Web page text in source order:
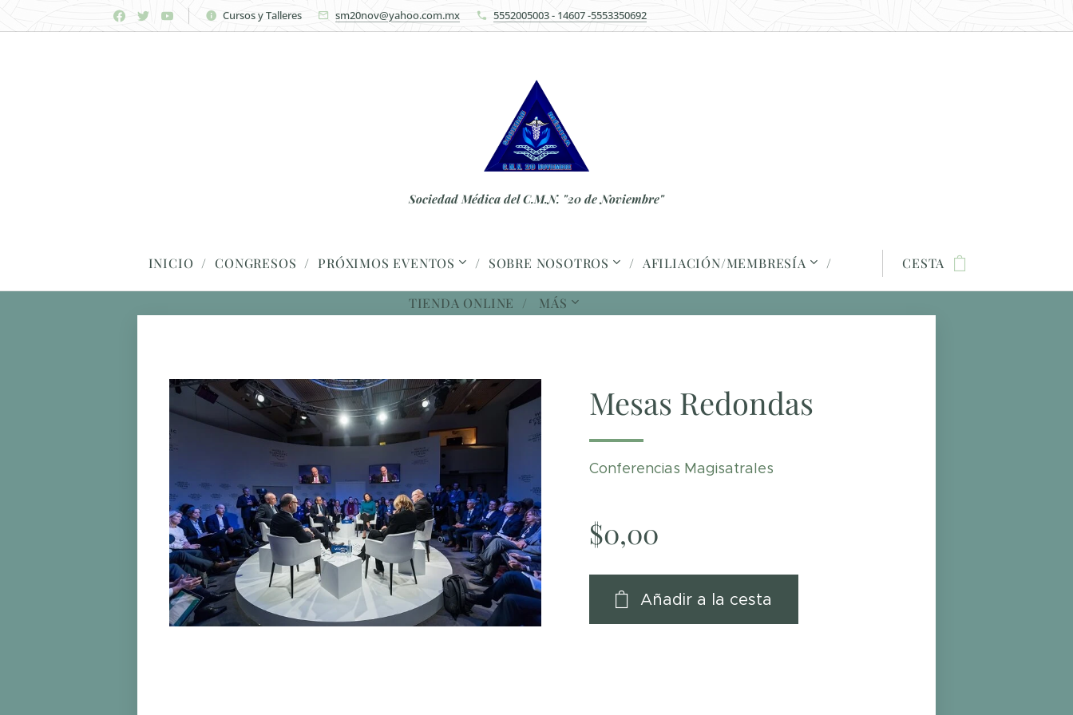
Cursos y Talleres sm20nov@yahoo.com.mx 5552005003 - 14607 -5553350692
Sociedad Médica del C.M.N. "20 de Noviembre"
INICIO CONGRESOS PRÓXIMOS EVENTOS SOBRE NOSOTROS AFILIACIÓN/MEMBRESÍA
TIENDA ONLINE MÁS
CESTA
Mesas Redondas
Conferencias Magisatrales
$0,00
Añadir a la cesta